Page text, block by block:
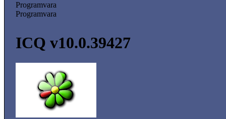
Programvara
Programvara
ICQ v10.0.39427